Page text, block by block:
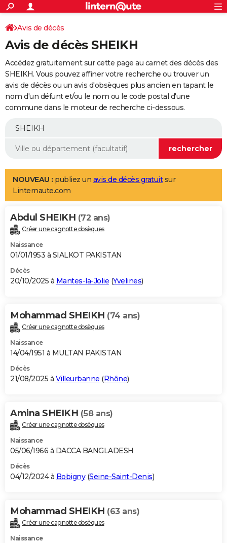
ACTUALITÉS
Politique
Société
Faits Divers
Education
Monde
Villes
+
SPORT
Coupe du monde 2026
Football
Tennis
Cyclisme
Rugby
Forum
Programme TV
TNT
Streaming
Cinéma
Sorties cinéma
Musique
+
FINANCE
Retraite
Epargne
Immobilier
Risques naturels par ville
Banque
Assurance
AUTO
Essais
Réserver un essai
Citadines
Berlines
SUV
Forum auto
+
Mobiles
Meilleur smartphone
Internet
Ordinateurs
Jeux vidéo
Guide high-tech
Aménagement intérieur
LIFESTYLE
Art de vivre
Bien-être
Loisirs
Mode
Modes de vie
Alimentation
Guide de la santé
Maladies
Médicaments
Sommeil
VOYAGE
Destinations
City break
Voyage nature
Voyage de noces
Forum
Climat
+PHOTO
GUIDES D'ACHAT
BONS PLANS
Carte de Noël
Carte Bonne année
Carte Saint-Valentin
Carte Pâques
Carte d'anniversaire
DICTIONNAIRE
Dictionnaire
Biographies
Citations
Expressions
Proverbes
PROGRAMME TV
S'inscrire
Se connecter
Lycées
Collèges
Primaires
Universités
Entreprises
Service militaire
Avis de recherche
AVIS DE DÉCÈS
Bricolage
Lifestyle
Culture
Sport
Auto
Television
Voyage
Cinema
Avis de décès
Avis de décès SHEIKH
Accédez gratuitement sur cette page au carnet des décès des
SHEIKH. Vous pouvez affiner votre recherche ou trouver un
avis de décès ou un avis d'obsèques plus ancien en tapant le
nom d'un défunt et/ou le nom ou le code postal d'une
commune dans le moteur de recherche ci-dessous.
NOUVEAU : publiez un avis de décès gratuitsur
Linternaute.com
Abdul SHEIKH (72 ans)
Créer une cagnotte obsèques
Naissance
01/01/1953 à SIALKOT PAKISTAN
Décès
20/10/2025 à Mantes-la-Jolie (Yvelines)
Mohammad SHEIKH (74 ans)
Créer une cagnotte obsèques
Naissance
14/04/1951 à MULTAN PAKISTAN
Décès
21/08/2025 à Villeurbanne (Rhône)
Amina SHEIKH (58 ans)
Créer une cagnotte obsèques
Naissance
05/06/1966 à DACCA BANGLADESH
Décès
04/12/2024 à Bobigny(Seine-Saint-Denis)
Mohammad SHEIKH (63 ans)
Créer une cagnotte obsèques
Naissance